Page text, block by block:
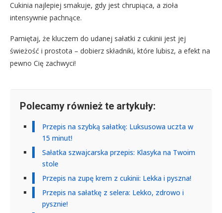
Cukinia najlepiej smakuje, gdy jest chrupiąca, a zioła
intensywnie pachnące.
Pamiętaj, że kluczem do udanej sałatki z cukinii jest jej
świeżość i prostota – dobierz składniki, które lubisz, a efekt na
pewno Cię zachwyci!
Polecamy również te artykuły:
Przepis na szybką sałatkę: Luksusowa uczta w
15 minut!
Sałatka szwajcarska przepis: Klasyka na Twoim
stole
Przepis na zupę krem z cukinii: Lekka i pyszna!
Przepis na sałatkę z selera: Lekko, zdrowo i
pysznie!